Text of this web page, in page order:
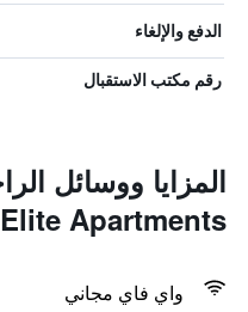
الدفع والإلغاء
رقم مكتب الاستقبال
Elite Apartments
واي فاي مجاني